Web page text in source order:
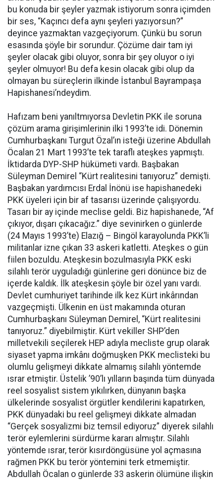
bu konuda bir şeyler yazmak istiyorum sonra içimden
bir ses, “Kaçıncı defa aynı şeyleri yazıyorsun?”
deyince yazmaktan vazgeçiyorum. Çünkü bu sorun
esasında şöyle bir sorundur. Çözüme dair tam iyi
şeyler olacak gibi oluyor, sonra bir şey oluyor o iyi
şeyler olmuyor! Bu defa kesin olacak gibi olup da
olmayan bu süreçlerin ilkinde İstanbul Bayrampaşa
Hapishanesi’ndeydim.
Hafızam beni yanıltmıyorsa Devletin PKK ile soruna
çözüm arama girişimlerinin ilki 1993’te idi. Dönemin
Cumhurbaşkanı Turgut Özal’ın isteği üzerine Abdullah
Öcalan 21 Mart 1993’te tek taraflı ateşkes yapmıştı.
İktidarda DYP-SHP hükümeti vardı. Başbakan
Süleyman Demirel “Kürt realitesini tanıyoruz” demişti.
Başbakan yardımcısı Erdal İnönü ise hapishanedeki
PKK üyeleri için bir af tasarısı üzerinde çalışıyordu.
Tasarı bir ay içinde meclise geldi. Biz hapishanede, “Af
çıkıyor, dışarı çıkacağız.” diye sevinirken o günlerde
(24 Mayıs 1993’te) Elazığ – Bingöl karayolunda PKK’li
militanlar izne çıkan 33 askeri katletti. Ateşkes o gün
fiilen bozuldu. Ateşkesin bozulmasıyla PKK eski
silahlı terör uyguladığı günlerine geri dönünce biz de
içerde kaldık. İlk ateşkesin şöyle bir özel yanı vardı.
Devlet cumhuriyet tarihinde ilk kez Kürt inkârından
vazgeçmişti. Ülkenin en üst makamında oturan
Cumhurbaşkanı Süleyman Demirel, “Kürt realitesini
tanıyoruz.” diyebilmiştir. Kürt vekiller SHP’den
milletvekili seçilerek HEP adıyla mecliste grup olarak
siyaset yapma imkânı doğmuşken PKK meclisteki bu
olumlu gelişmeyi dikkate almamış silahlı yöntemde
ısrar etmiştir. Üstelik ’90’lı yılların başında tüm dünyada
reel sosyalist sistem yıkılırken, dünyanın başka
ülkelerinde sosyalist örgütler kendilerini kapatırken,
PKK dünyadaki bu reel gelişmeyi dikkate almadan
“Gerçek sosyalizmi biz temsil ediyoruz” diyerek silahlı
terör eylemlerini sürdürme kararı almıştır. Silahlı
yöntemde ısrar, terör kısırdöngüsüne yol açmasına
rağmen PKK bu terör yöntemini terk etmemiştir.
Abdullah Öcalan o günlerde 33 askerin ölümüne ilişkin